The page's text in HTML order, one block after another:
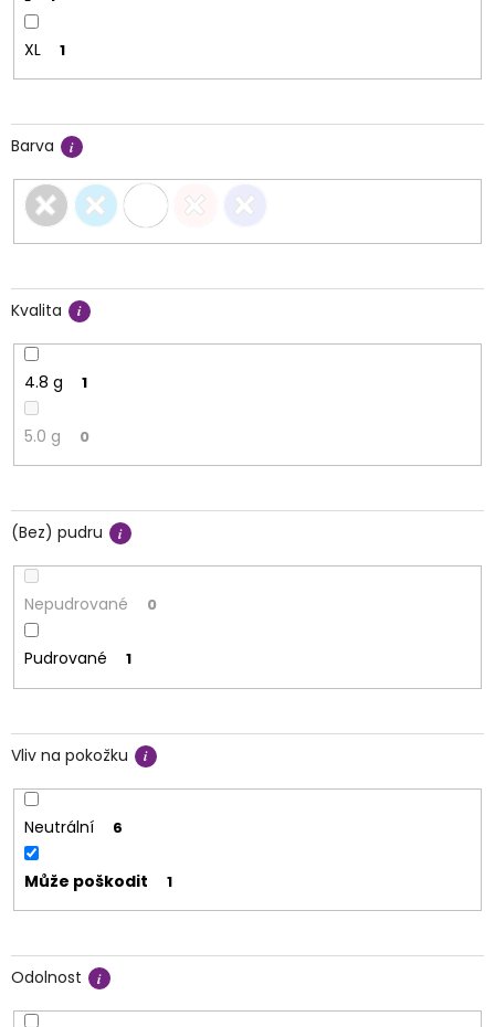
XL 1
Barva
Kvalita
4.8 g 1
5.0 g 0
(Bez) pudru
Nepudrované 0
Pudrované 1
Vliv na pokožku
Neutrální 6
Může poškodit 1
Odolnost